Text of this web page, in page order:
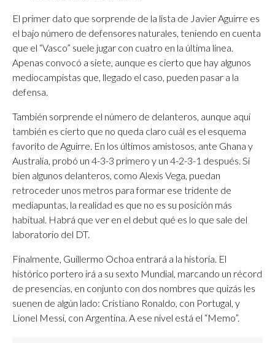
El primer dato que sorprende de la lista de Javier Aguirre es
el bajo número de defensores naturales, teniendo en cuenta
que el “Vasco” suele jugar con cuatro en la última línea.
Apenas convocó a siete, aunque es cierto que hay algunos
mediocampistas que, llegado el caso, pueden pasar a la
defensa.
También sorprende el número de delanteros, aunque aquí
también es cierto que no queda claro cuál es el esquema
favorito de Aguirre. En los últimos amistosos, ante Ghana y
Australia, probó un 4-3-3 primero y un 4-2-3-1 después. Si
bien algunos delanteros, como Alexis Vega, puedan
retroceder unos metros para formar ese tridente de
mediapuntas, la realidad es que no es su posición más
habitual. Habrá que ver en el debut qué es lo que sale del
laboratorio del DT.
Finalmente, Guillermo Ochoa entrará a la historia. El
histórico portero irá a su sexto Mundial, marcando un récord
de presencias, en conjunto con dos nombres que quizás les
suenen de algún lado: Cristiano Ronaldo, con Portugal, y
Lionel Messi, con Argentina. A ese nivel está el “Memo”.